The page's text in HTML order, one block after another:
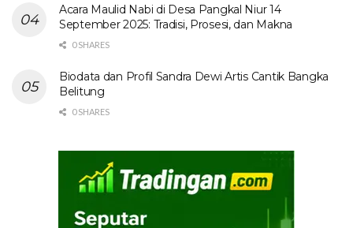
Acara Maulid Nabi di Desa Pangkal Niur 14
September 2025: Tradisi, Prosesi, dan Makna
0 SHARES
Biodata dan Profil Sandra Dewi Artis Cantik Bangka
Belitung
0 SHARES